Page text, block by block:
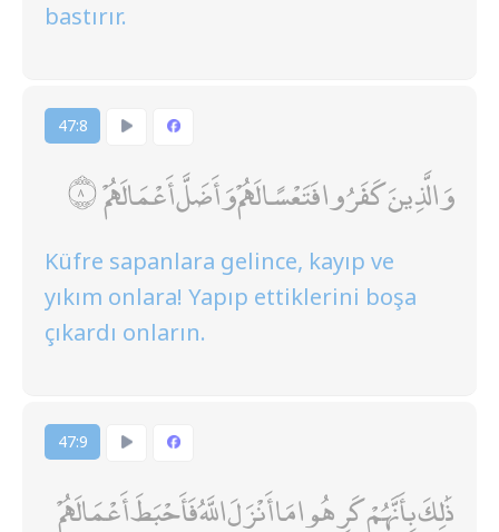
bastırır.
47:8
وَالَّذِينَ كَفَرُوا فَتَعْسًا لَهُمْ وَأَضَلَّ أَعْمَالَهُمْ
Küfre sapanlara gelince, kayıp ve
yıkım onlara! Yapıp ettiklerini boşa
çıkardı onların.
47:9
ذَٰلِكَ بِأَنَّهُمْ كَرِهُوا مَا أَنْزَلَ اللَّهُ فَأَحْبَطَ أَعْمَالَهُمْ